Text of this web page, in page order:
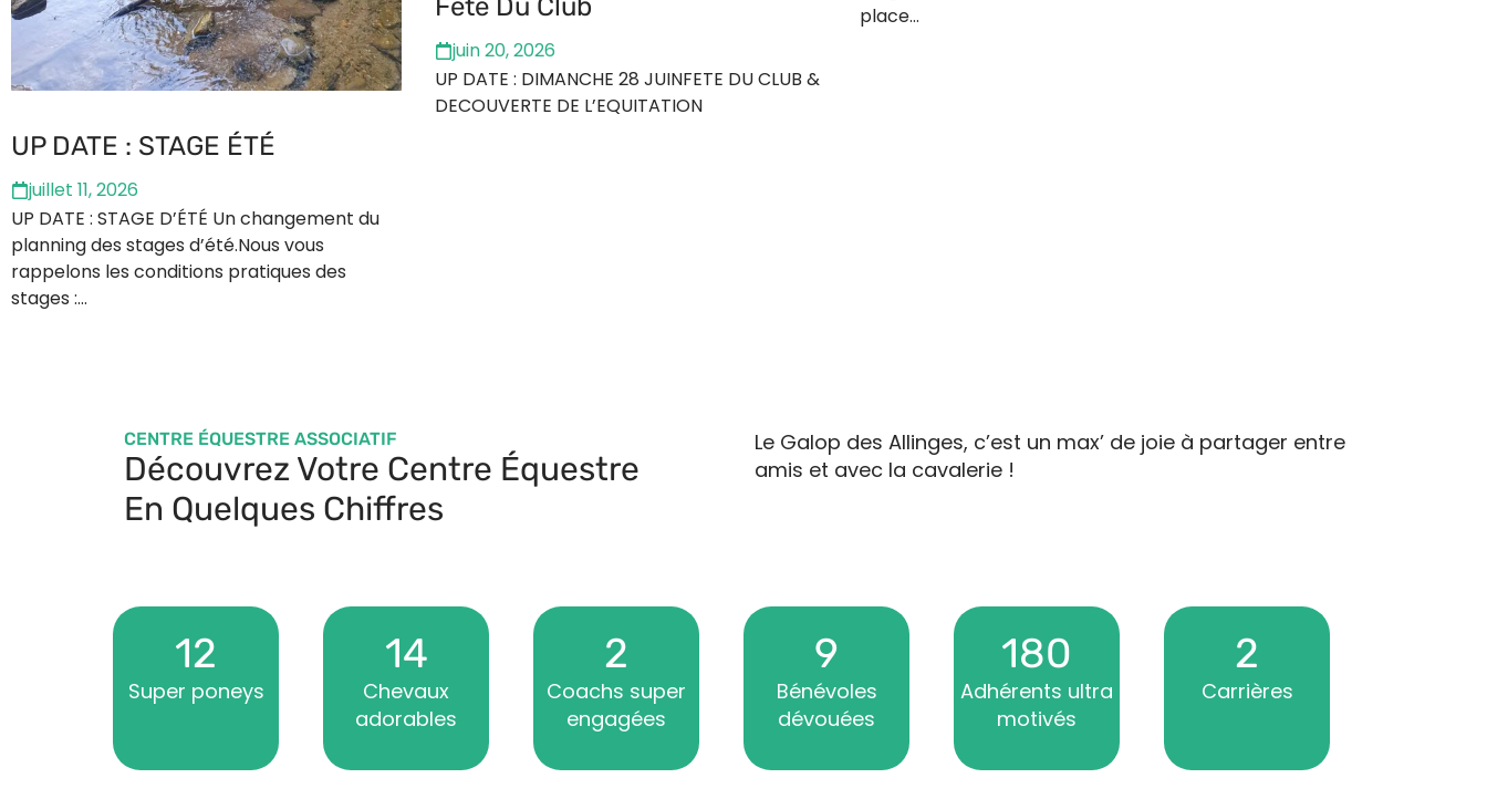
UP DATE : STAGE ÉTÉ
juillet 11, 2026
UP DATE : STAGE D’ÉTÉ Un changement du
planning des stages d’été.Nous vous
rappelons les conditions pratiques des
stages :…
Fête Du Club
juin 20, 2026
UP DATE : DIMANCHE 28 JUINFETE DU CLUB &
DECOUVERTE DE L’EQUITATION
place…
CENTRE ÉQUESTRE ASSOCIATIF​
Découvrez Votre Centre Équestre
En Quelques Chiffres
Le Galop des Allinges, c’est un max’ de joie à partager entre
amis et avec la cavalerie !
12
Super poneys
14
Chevaux
adorables
2
Coachs super
engagées
9
Bénévoles
dévouées
180
Adhérents ultra
motivés
2
Carrières